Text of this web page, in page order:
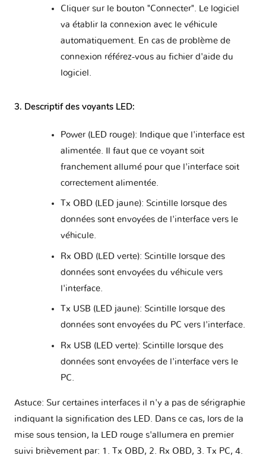
Cliquer sur le bouton "Connecter". Le logiciel
va établir la connexion avec le véhicule
automatiquement. En cas de problème de
connexion référez-vous au fichier d'aide du
logiciel.
3. Descriptif des voyants LED:
Power (LED rouge): Indique que l'interface est
alimentée. Il faut que ce voyant soit
franchement allumé pour que l'interface soit
correctement alimentée.
Tx OBD (LED jaune): Scintille lorsque des
données sont envoyées de l'interface vers le
véhicule.
Rx OBD (LED verte): Scintille lorsque des
données sont envoyées du véhicule vers
l'interface.
Tx USB (LED jaune): Scintille lorsque des
données sont envoyées du PC vers l'interface.
Rx USB (LED verte): Scintille lorsque des
données sont envoyées de l'interface vers le
PC.
Astuce: Sur certaines interfaces il n'y a pas de sérigraphie
indiquant la signification des LED. Dans ce cas, lors de la
mise sous tension, la LED rouge s'allumera en premier
suivi brièvement par: 1. Tx OBD, 2. Rx OBD, 3. Tx PC, 4.